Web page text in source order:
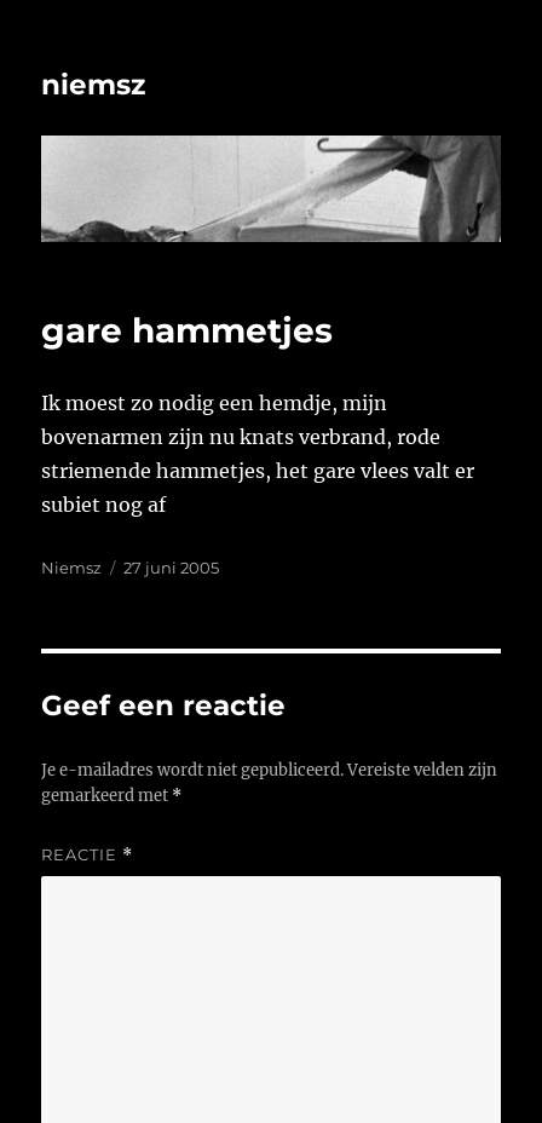
niemsz
gare hammetjes
Ik moest zo nodig een hemdje, mijn
bovenarmen zijn nu knats verbrand, rode
striemende hammetjes, het gare vlees valt er
subiet nog af
Auteur
Niemsz
Geplaatst
27 juni 2005
Geef een reactie
Je e-mailadres wordt niet gepubliceerd. Vereiste velden zijn
gemarkeerd met *
REACTIE *